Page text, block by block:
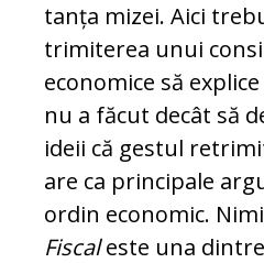
tan­ța mizei. Aici
trimiterea unui
eco­no­m­ice să
nu a făcut decât să
ideii că gestul
are ca principale
ordin economic.
Fis­caleste una